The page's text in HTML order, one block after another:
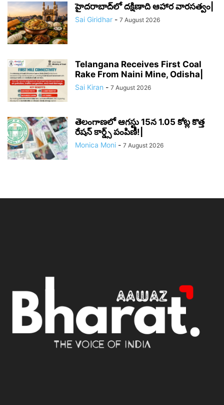
హైదరాబాద్‌లో దక్షిణాది ఆహార వారసత్వం|
Sai Giridhar - 7 August 2026
Telangana Receives First Coal
Rake From Naini Mine, Odisha|
Sai Kiran - 7 August 2026
తెలంగాణలో ఆగస్టు 15న 1.05 కోట్ల కొత్త
రేషన్ కార్డ్స్ పంపిణీ!|
Monica Moni - 7 August 2026